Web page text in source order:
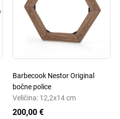
Barbecook Nestor Original
bočne police
Veličina: 12,2x14 cm
200,00 €